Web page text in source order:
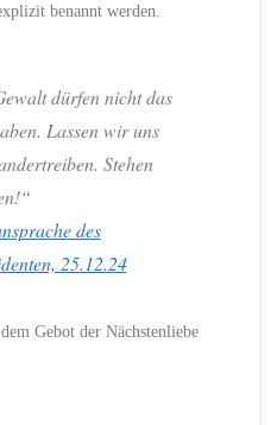
benannt werden.
dürfen nicht das
Lassen wir uns
Stehen
des
25.12.24
Gebot der Nächstenliebe